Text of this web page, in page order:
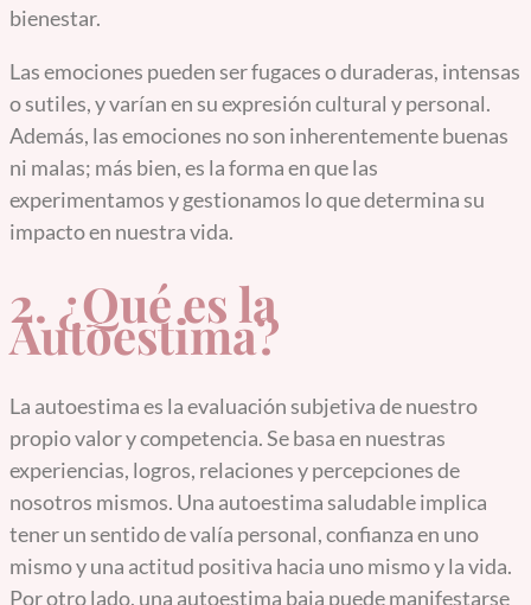
bienestar.
Las emociones pueden ser fugaces o duraderas, intensas
o sutiles, y varían en su expresión cultural y personal.
Además, las emociones no son inherentemente buenas
ni malas; más bien, es la forma en que las
experimentamos y gestionamos lo que determina su
impacto en nuestra vida.
2. ¿Qué es la
Autoestima?
La autoestima es la evaluación subjetiva de nuestro
propio valor y competencia. Se basa en nuestras
experiencias, logros, relaciones y percepciones de
nosotros mismos. Una autoestima saludable implica
tener un sentido de valía personal, confianza en uno
mismo y una actitud positiva hacia uno mismo y la vida.
Por otro lado, una autoestima baja puede manifestarse